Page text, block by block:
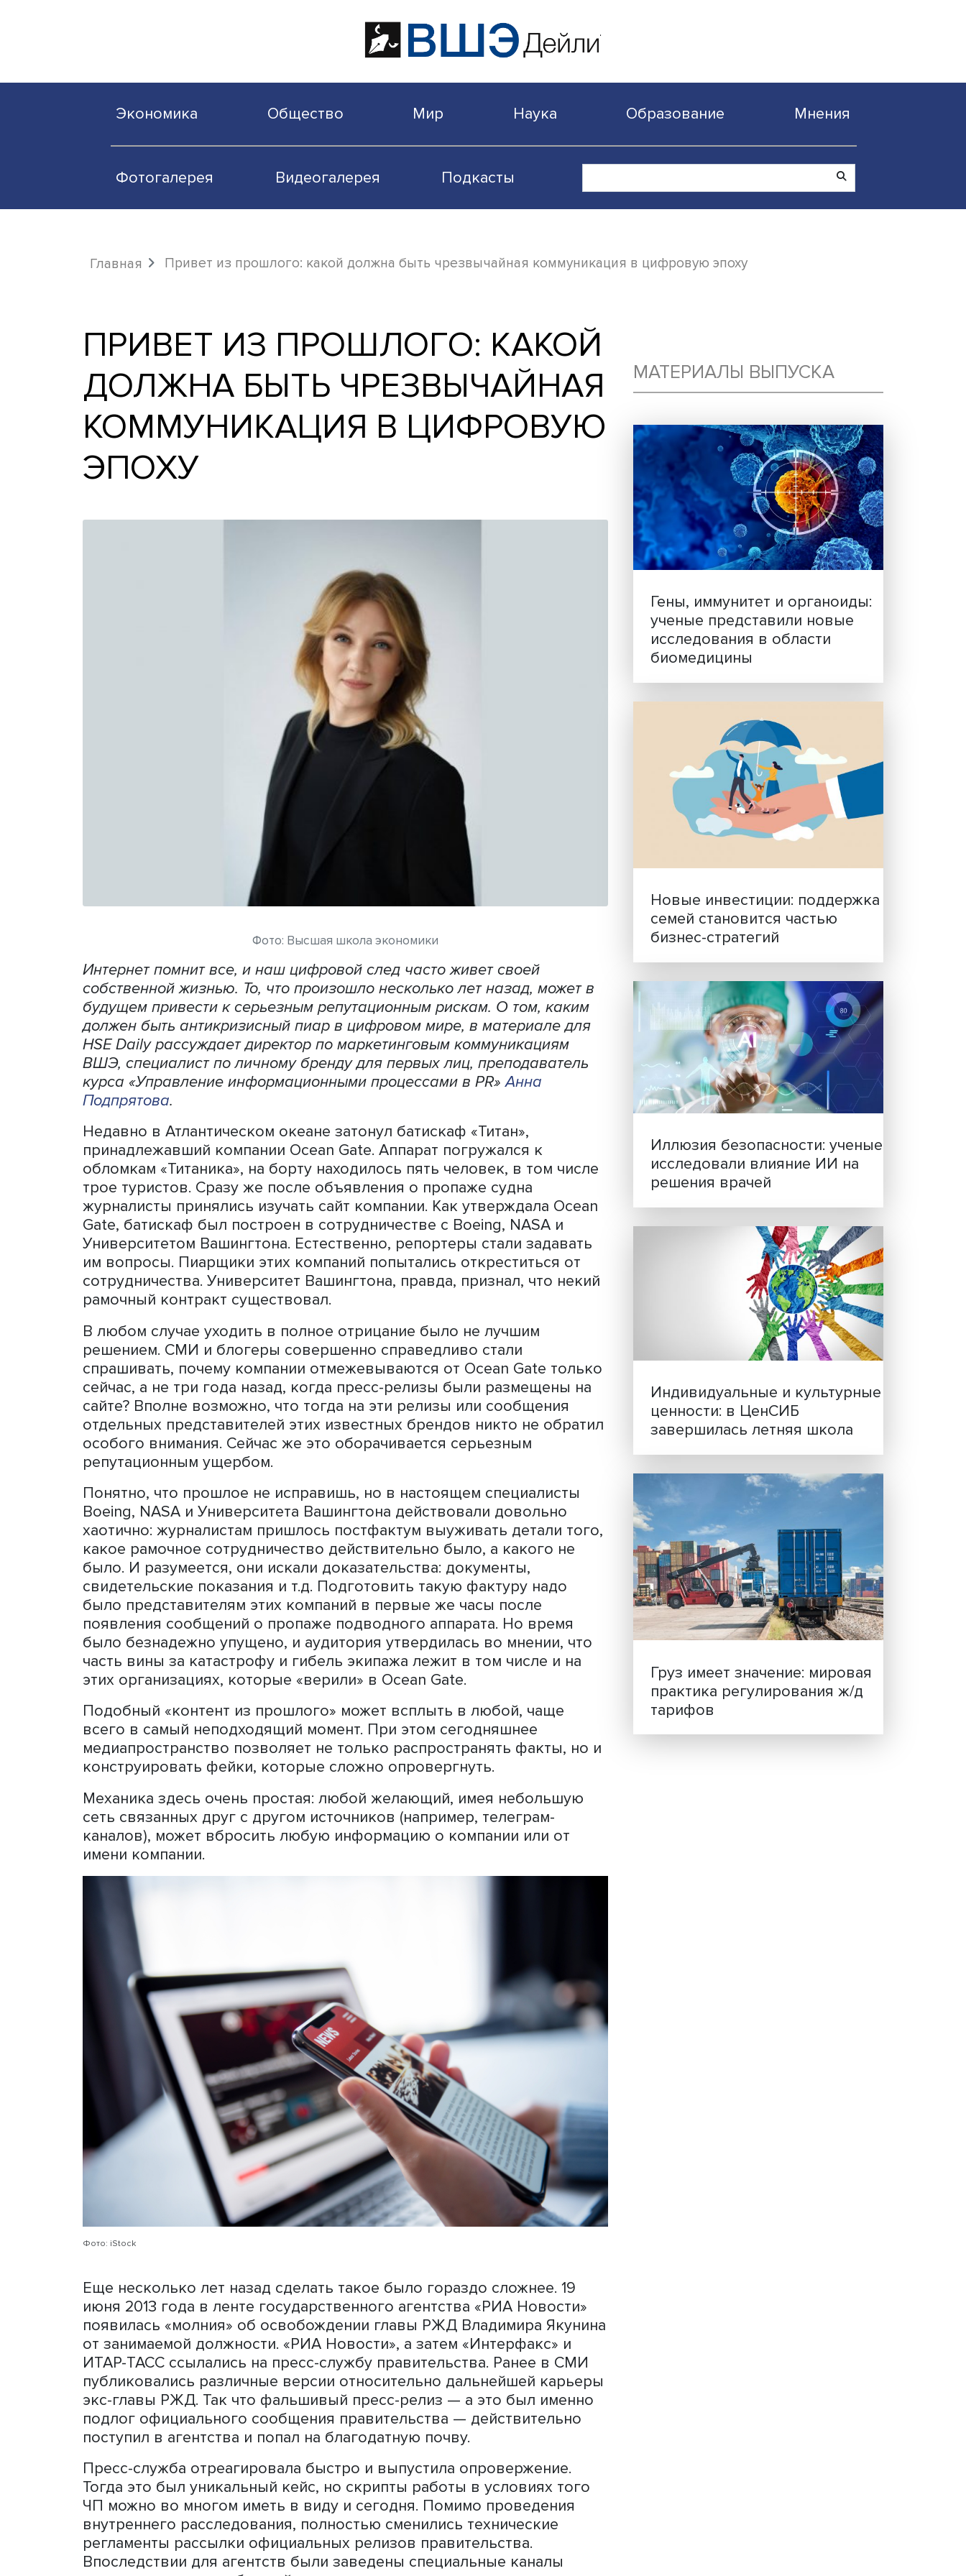
Фотогалерея Видеогалерея Подкасты
ПРИВЕТ ИЗ ПРОШЛОГО: КАКОЙ
ДОЛЖНА БЫТЬ ЧРЕЗВЫЧАЙНАЯ
КОММУНИКАЦИЯ В ЦИФРОВУЮ
Фото: Высшая школа экономики
Интернет помнит все, и наш цифровой след часто живет своей
собственной жизнью. То, что произошло несколько лет назад, может в
будущем привести к серьезным репутационным рискам. О том, каким
должен быть антикризисный пиар в цифровом мире, в материале для
HSE Daily рассуждает директор по маркетинговым коммуникациям
ВШЭ, специалист по личному бренду для первых лиц, преподаватель
курса «Управление информационными процессами в PR»Анна
Подпрятова.
Недавно в Атлантическом океане затонул батискаф «Титан»,
принадлежавший компании Ocean Gate. Аппарат погружался к
обломкам «Титаника», на борту находилось пять человек, в том числе
трое туристов. Сразу же после объявления о пропаже судна
журналисты принялись изучать сайт компании. Как утверждала Ocean
Gate, батискаф был построен в сотрудничестве с Boeing, NASA и
Университетом Вашингтона. Естественно, репортеры стали задавать
им вопросы. Пиарщики этих компаний попытались откреститься от
сотрудничества. Университет Вашингтона, правда, признал, что некий
рамочный контракт существовал.
В любом случае уходить в полное отрицание было не лучшим
решением. СМИ и блогеры совершенно справедливо стали
спрашивать, почему компании отмежевываются от Ocean Gate только
сейчас, а не три года назад, когда пресс-релизы были размещены на
сайте? Вполне возможно, что тогда на эти релизы или сообщения
отдельных представителей этих известных брендов никто не обратил
особого внимания. Сейчас же это оборачивается серьезным
репутационным ущербом.
Понятно, что прошлое не исправишь, но в настоящем специалисты
Boeing, NASA и Университета Вашингтона действовали довольно
хаотично: журналистам пришлось постфактум выуживать детали того,
какое рамочное сотрудничество действительно было, а какого не
было. И разумеется, они искали доказательства: документы,
свидетельские показания и т.д. Подготовить такую фактуру надо
было представителям этих компаний в первые же часы после
появления сообщений о пропаже подводного аппарата. Но время
было безнадежно упущено, и аудитория утвердилась во мнении, что
часть вины за катастрофу и гибель экипажа лежит в том числе и на
этих организациях, которые «верили» в Ocean Gate.
Подобный «контент из прошлого» может всплыть в любой, чаще
всего в самый неподходящий момент. При этом сегодняшнее
медиапространство позволяет не только распространять факты, но и
конструировать фейки, которые сложно опровергнуть.
Механика здесь очень простая: любой желающий, имея небольшую
сеть связанных друг с другом источников (например, телеграм-
каналов), может вбросить любую информацию о компании или от
имени компании.
МАТЕРИАЛЫ ВЫПУСКА
ученые представили
исследования в области
биомедицины
Новые инвестиции:
семей становится частью
бизнес-стратегий
Иллюзия безопасности:
исследовали влияние
решения врачей
Индивидуальные и
ценности: в ЦенСИБ
завершилась летняя